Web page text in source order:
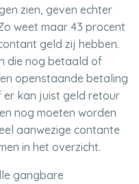
zien, geven echter
weet maar 43 procent
geld zij hebben.
die nog betaald of
openstaande betaling
er kan juist geld retour
nog moeten worden
aanwezige contante
in het overzicht.
gangbare